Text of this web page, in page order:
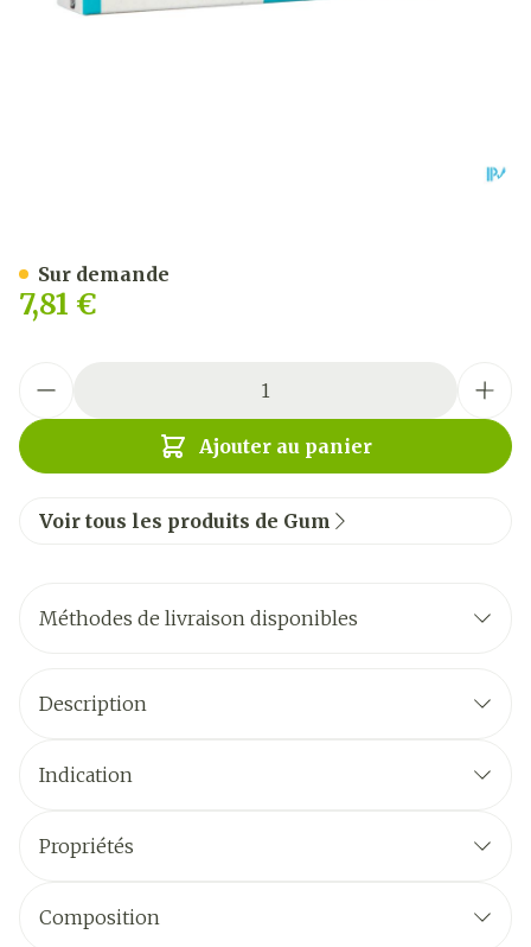
7,81 €
Ajouter au panier
Sur demande
Voir tous les produits de Gum
Méthodes de livraison disponibles
Description
Indication
Propriétés
Composition